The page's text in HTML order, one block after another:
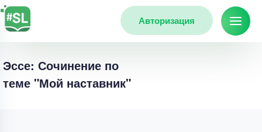
Авторизация
Эссе: Сочинение по
теме "Мой наставник"